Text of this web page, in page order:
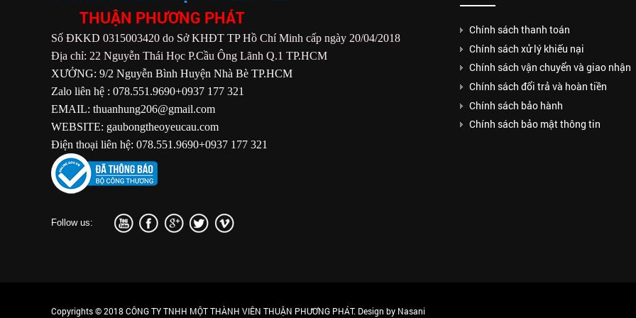
THUẬN PHƯƠNG PHÁT
Số ĐKKD 0315003420 do Sở KHĐT TP Hồ Chí Minh cấp ngày 20/04/2018
Địa chỉ: 22 Nguyễn Thái Học P.Cầu Ông Lãnh Q.1 TP.HCM
XƯỞNG: 9/2 Nguyễn Bình Huyện Nhà Bè TP.HCM
Zalo liên hệ : 078.551.9690+0937 177 321
EMAIL: thuanhung206@gmail.com
WEBSITE: gaubongtheoyeucau.com
Điện thoại liên hệ: 078.551.9690+0937 177 321
Follow us:
Chính sách thanh toán
Chính sách xử lý khiếu nại
Chính sách vận chuyển và giao nhận
Chính sách đổi trả và hoàn tiền
Chính sách bảo hành
Chính sách bảo mật thông tin
Copyrights © 2018 CÔNG TY TNHH MỘT THÀNH VIÊN THUẬN PHƯƠNG PHÁT. Design by Nasani